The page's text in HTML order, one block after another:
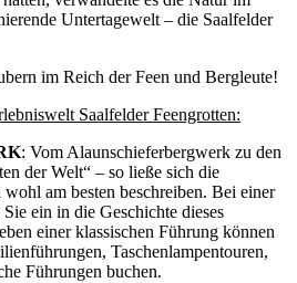
Untertagewelt – die Saalfelder
im Reich der Feen und Bergleute!
Saalfelder Feengrotten:
: Vom Alaunschieferbergwerk zu den
der Welt“ – so ließe sich die
am besten beschreiben. Bei einer
ein in die Geschichte dieses
einer klassischen Führung können
Taschenlampentouren,
Führungen buchen.